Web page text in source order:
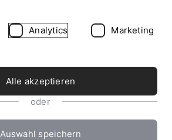
Analytics Marketing
Alle akzeptieren
oder
Auswahl speichern